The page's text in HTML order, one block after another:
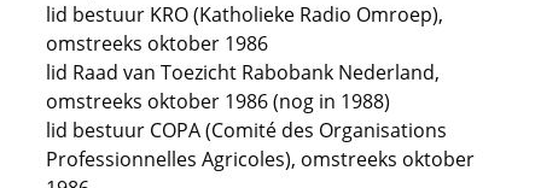
lid bestuur KRO (Katholieke Radio Omroep),
omstreeks oktober 1986
lid Raad van Toezicht Rabobank Nederland,
omstreeks oktober 1986 (nog in 1988)
lid bestuur COPA (Comité des Organisations
Professionnelles Agricoles), omstreeks oktober